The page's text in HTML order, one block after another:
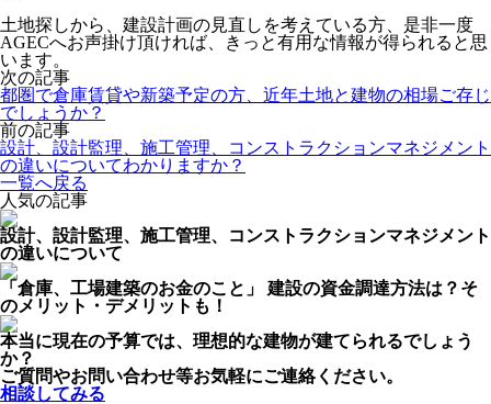
土地探しから、建設計画の見直しを考えている方 、是非一度
AGECへお声掛け頂ければ、きっと有用な情報が得られると思
います。
次の記事
都圏で倉庫賃貸や新築予定の方、近年土地と建物の相場ご存じ
でしょうか？
前の記事
設計、設計監理、施工管理、コンストラクションマネジメント
の違いについてわかりますか？
一覧へ戻る
人気の記事
設計、設計監理、施工管理、コンストラクションマネジメント
の違いについて
「倉庫、工場建築のお金のこと」 建設の資金調達方法は？そ
のメリット・デメリットも！
本当に現在の予算では、理想的な建物が建てられるでしょう
か？
ご質問やお問い合わせ等お気軽にご連絡ください。
相談してみる